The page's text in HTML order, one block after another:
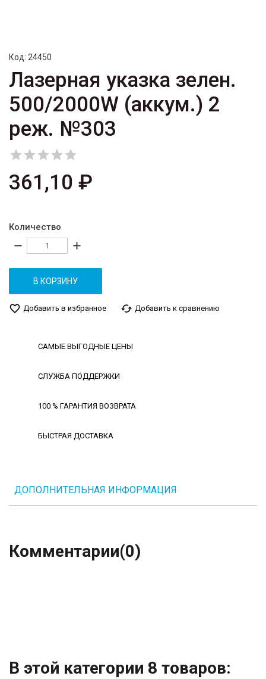
Код: 24450
Лазерная указка зелен.
500/2000W (аккум.) 2
реж. №303

361,10 ₽
Количество
remove add
В КОРЗИНУ
favorite_border Добавить в избранное cached Добавить к сравнению
САМЫЕ ВЫГОДНЫЕ ЦЕНЫ
СЛУЖБА ПОДДЕРЖКИ
100 % ГАРАНТИЯ ВОЗВРАТА
БЫСТРАЯ ДОСТАВКА
ДОПОЛНИТЕЛЬНАЯ ИНФОРМАЦИЯ
Комментарии(0)
В этой категории 8 товаров: